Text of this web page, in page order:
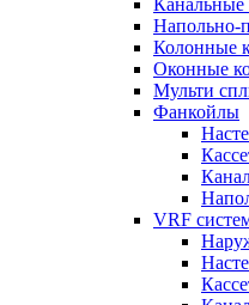
Напольно-
Колонные
Оконные
Мульти
Фанкойлы
VRF